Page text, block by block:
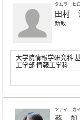
タムラ ヒ
田村
助教
大学院情報学研究科
工学部 情報工学科
ツァイ カイ